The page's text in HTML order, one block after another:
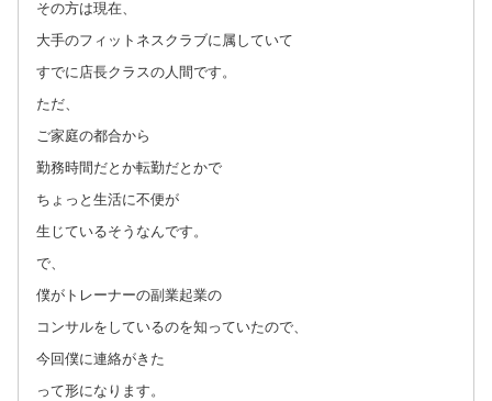
その方は現在、
大手のフィットネスクラブに属していて
すでに店長クラスの人間です。
ただ、
ご家庭の都合から
勤務時間だとか転勤だとかで
ちょっと生活に不便が
生じているそうなんです。
で、
僕がトレーナーの副業起業の
コンサルをしているのを知っていたので、
今回僕に連絡がきた
って形になります。